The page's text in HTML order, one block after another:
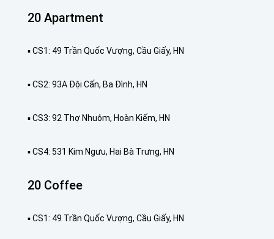
20 Apartment
▪️ CS1: 49 Trần Quốc Vượng, Cầu Giấy, HN
▪️ CS2: 93A Đội Cấn, Ba Đình, HN
▪️ CS3: 92 Thợ Nhuộm, Hoàn Kiếm, HN
▪️ CS4: 531 Kim Ngưu, Hai Bà Trưng, HN
20 Coffee
▪️ CS1: 49 Trần Quốc Vượng, Cầu Giấy, HN